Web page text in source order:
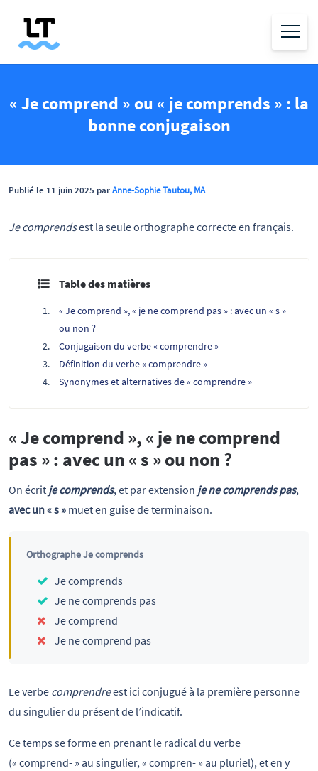
« Je comprend » ou « je comprends » : la
bonne conjugaison
Publié le 11 juin 2025 parAnne-Sophie Tautou, MA
Je comprendsest la seule orthographe correcte en français.
Table des matières
« Je comprend », « je ne comprend pas » : avec un « s »
ou non ?
Conjugaison du verbe « comprendre »
Définition du verbe « comprendre »
Synonymes et alternatives de « comprendre »
« Je comprend », « je ne comprend
pas » : avec un « s » ou non ?
On écrit je comprends, et par extension je ne comprends pas,
avec un « s » muet en guise de terminaison.
Orthographe Je comprends
Je comprends
Je ne comprends pas
Je comprend
Je ne comprend pas
Le verbe comprendreest ici conjugué à la première personne
du singulier du présent de l’indicatif.
Ce temps se forme en prenant le radical du verbe
(« comprend- » au singulier, « compren- » au pluriel), et en y